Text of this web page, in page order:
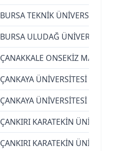
BURSA TEKNİK ÜNİVERSİTESİ
BURSA ULUDAĞ ÜNİVERSİTESİ
ÇANAKKALE ONSEKİZ MART
ÇANKAYA ÜNİVERSİTESİ
ÇANKAYA ÜNİVERSİTESİ
ÇANKIRI KARATEKİN
ÇANKIRI KARATEKİN